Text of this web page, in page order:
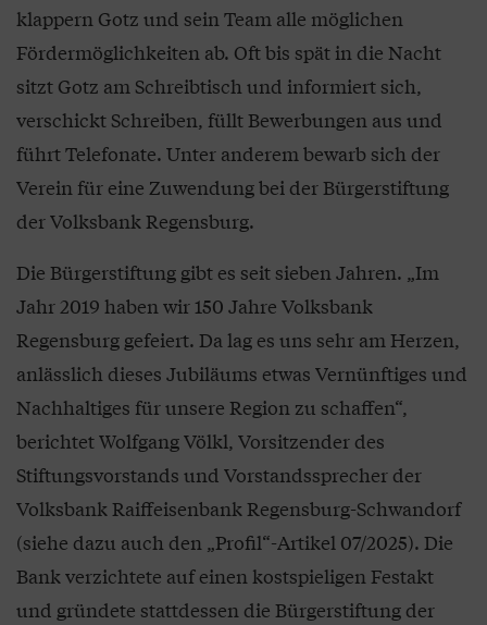
klappern Gotz und sein Team alle möglichen
Fördermöglichkeiten ab. Oft bis spät in die Nacht
sitzt Gotz am Schreibtisch und informiert sich,
verschickt Schreiben, füllt Bewerbungen aus und
führt Telefonate. Unter anderem bewarb sich der
Verein für eine Zuwendung bei der Bürgerstiftung
der Volksbank Regensburg.
Die Bürgerstiftung gibt es seit sieben Jahren. „Im
Jahr 2019 haben wir 150 Jahre Volksbank
Regensburg gefeiert. Da lag es uns sehr am Herzen,
anlässlich dieses Jubiläums etwas Vernünftiges und
Nachhaltiges für unsere Region zu schaffen“,
berichtet Wolfgang Völkl, Vorsitzender des
Stiftungsvorstands und Vorstandssprecher der
Volksbank Raiffeisenbank Regensburg-Schwandorf
(siehe dazu auch den „Profil“-Artikel 07/2025). Die
Bank verzichtete auf einen kostspieligen Festakt
und gründete stattdessen die Bürgerstiftung der